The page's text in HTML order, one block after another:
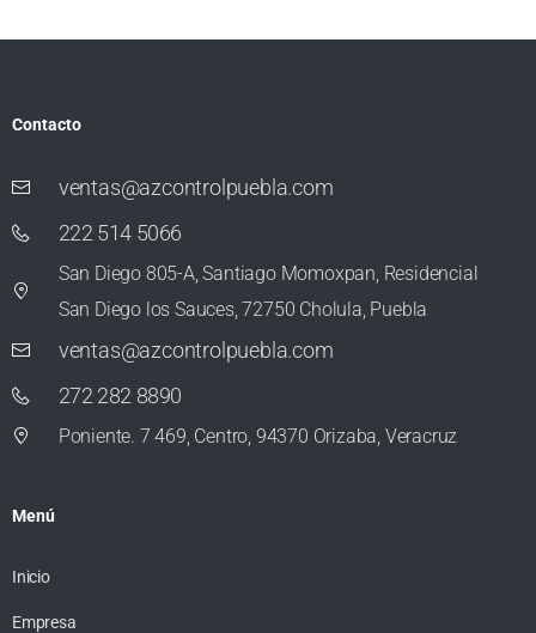
Contacto
ventas@azcontrolpuebla.com
222 514 5066
San Diego 805-A, Santiago Momoxpan, Residencial
San Diego los Sauces, 72750 Cholula, Puebla
ventas@azcontrolpuebla.com
272 282 8890
Poniente. 7 469, Centro, 94370 Orizaba, Veracruz
Menú
Inicio
Empresa